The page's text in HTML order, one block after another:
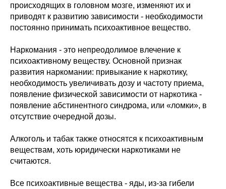
происходящих в головном мозге, изменяют их и
приводят к развитию зависимости - необходимости
постоянно принимать психоактивное вещество.
Наркомания - это непреодолимое влечение к
психоактивному веществу. Основной признак
развития наркомании: привыкание к наркотику,
необходимость увеличивать дозу и частоту приема,
появление физической зависимости от наркотика -
появление абстинентного синдрома, или «ломки», в
отсутствие очередной дозы.
Алкоголь и табак также относятся к психоактивным
веществам, хоть юридически наркотиками не
считаются.
Все психоактивные вещества - яды, из-за гибели